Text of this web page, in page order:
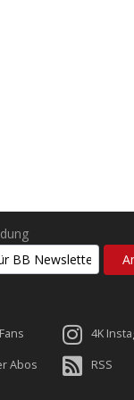
4K
Abos RSS